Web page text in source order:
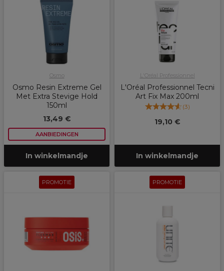
Osmo
Osmo Resin Extreme Gel
Met Extra Stevige Hold
150ml
13,49 €
AANBIEDINGEN
In winkelmandje
L'Oréal Professionnel
L'Oréal Professionnel Tecni
Art Fix Max 200ml
(3)
19,10 €
In winkelmandje
PROMOTIE PROMOTIE